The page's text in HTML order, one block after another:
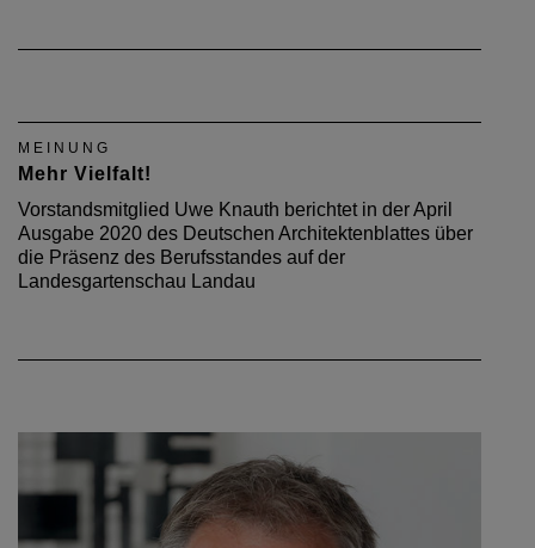
MEINUNG
Mehr Vielfalt!
Vorstandsmitglied Uwe Knauth berichtet in der April
Ausgabe 2020 des Deutschen Architektenblattes über
die Präsenz des Berufsstandes auf der
Landesgartenschau Landau